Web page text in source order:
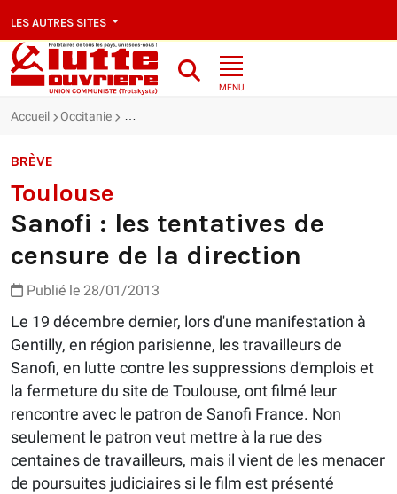
LES AUTRES SITES
MENU
Accueil Occitanie Toulouse : Sanofi : les tentatives de censure de la
BRÈVE
Toulouse
Sanofi : les tentatives de
censure de la direction
Publié le 28/01/2013
Le 19 décembre dernier, lors d'une manifestation à
Gentilly, en région parisienne, les travailleurs de
Sanofi, en lutte contre les suppressions d'emplois et
la fermeture du site de Toulouse, ont filmé leur
rencontre avec le patron de Sanofi France. Non
seulement le patron veut mettre à la rue des
centaines de travailleurs, mais il vient de les menacer
de poursuites judiciaires si le film est présenté